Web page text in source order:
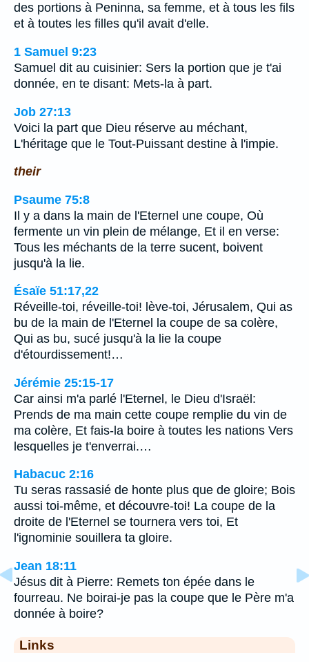
des portions à Peninna, sa femme, et à tous les fils
et à toutes les filles qu'il avait d'elle.
1 Samuel 9:23
Samuel dit au cuisinier: Sers la portion que je t'ai
donnée, en te disant: Mets-la à part.
Job 27:13
Voici la part que Dieu réserve au méchant,
L'héritage que le Tout-Puissant destine à l'impie.
their
Psaume 75:8
Il y a dans la main de l'Eternel une coupe, Où
fermente un vin plein de mélange, Et il en verse:
Tous les méchants de la terre sucent, boivent
jusqu'à la lie.
Ésaïe 51:17,22
Réveille-toi, réveille-toi! lève-toi, Jérusalem, Qui as
bu de la main de l'Eternel la coupe de sa colère,
Qui as bu, sucé jusqu'à la lie la coupe
d'étourdissement!…
Jérémie 25:15-17
Car ainsi m'a parlé l'Eternel, le Dieu d'Israël:
Prends de ma main cette coupe remplie du vin de
ma colère, Et fais-la boire à toutes les nations Vers
lesquelles je t'enverrai.…
Habacuc 2:16
Tu seras rassasié de honte plus que de gloire; Bois
aussi toi-même, et découvre-toi! La coupe de la
droite de l'Eternel se tournera vers toi, Et
l'ignominie souillera ta gloire.
Jean 18:11
Jésus dit à Pierre: Remets ton épée dans le
fourreau. Ne boirai-je pas la coupe que le Père m'a
donnée à boire?
Links